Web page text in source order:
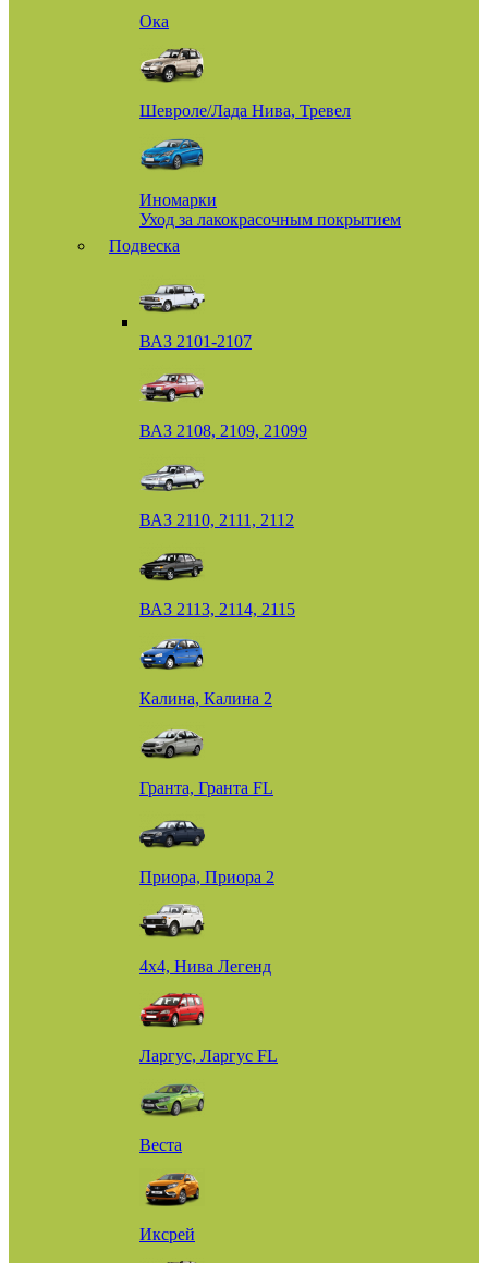
Ока
Шевроле/Лада Нива, Тревел
Иномарки
Уход за лакокрасочным покрытием
Подвеска
ВАЗ 2101-2107
ВАЗ 2108, 2109, 21099
ВАЗ 2110, 2111, 2112
ВАЗ 2113, 2114, 2115
Калина, Калина 2
Гранта, Гранта FL
Приора, Приора 2
4х4, Нива Легенд
Ларгус, Ларгус FL
Веста
Иксрей